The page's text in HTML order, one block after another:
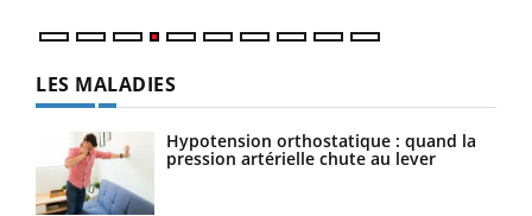
LES MALADIES
Hypotension orthostatique : quand la
pression artérielle chute au lever